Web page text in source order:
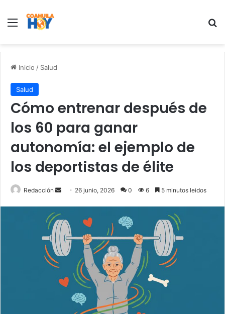
Menu
Inicio / Salud
Salud
Cómo entrenar después de
los 60 para ganar
autonomía: el ejemplo de
los deportistas de élite
Redacción
n
d
a
n
a
26 junio, 2026 0 6 5 minutos leidos